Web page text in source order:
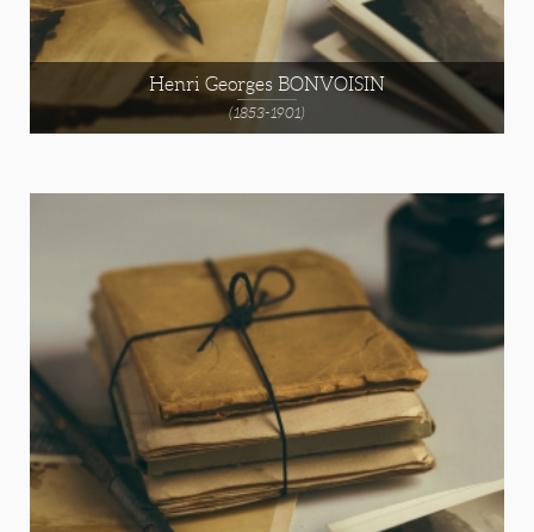
Henri Georges BONVOISIN
(1853-1901)